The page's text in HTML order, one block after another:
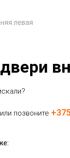
левая
позвоните